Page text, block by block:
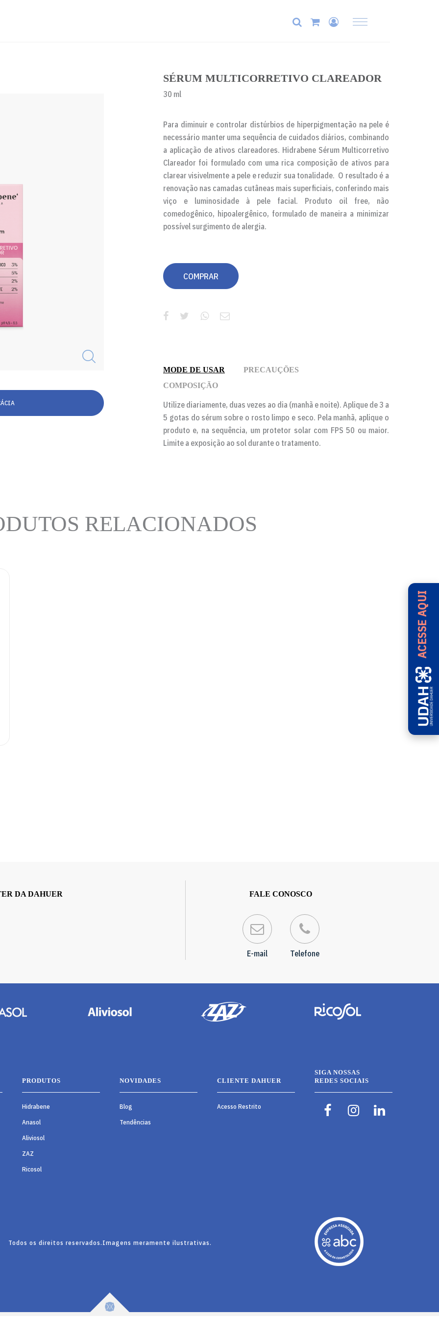
ACESSE AQUI
SÉRUM MULTICORRETIVO CLAREADOR
30 ml
Para diminuir e controlar distúrbios de hiperpigmentação na pele é
necessário manter uma sequência de cuidados diários, combinando
a aplicação de ativos clareadores. Hidrabene Sérum Multicorretivo
Clareador foi formulado com uma rica composição de ativos para
clarear visivelmente a pele e reduzir sua tonalidade. O resultado é a
renovação nas camadas cutâneas mais superficiais, conferindo mais
viço e luminosidade à pele facial. Produto oil free, não
comedogênico, hipoalergênico, formulado de maneira a minimizar
possível surgimento de alergia.
COMPRAR
MODE DE USAR
PRECAUÇÕES
COMPOSIÇÃO
Utilize diariamente, duas vezes ao dia (manhã e noite). Aplique de 3 a
5 gotas do sérum sobre o rosto limpo e seco. Pela manhã, aplique o
produto e, na sequência, um protetor solar com FPS 50 ou maior.
Limite a exposição ao sol durante o tratamento.
RELACIONADOS
DA DAHUER FALE CONOSCO
E-mail Telefone
PRODUTOS
Hidrabene
Anasol
Aliviosol
ZAZ
Ricosol
NOVIDADES
Blog
Tendências
CLIENTE DAHUER
Acesso Restrito
SIGA NOSSAS
REDES SOCIAIS
Todos os direitos reservados.Imagens meramente ilustrativas.